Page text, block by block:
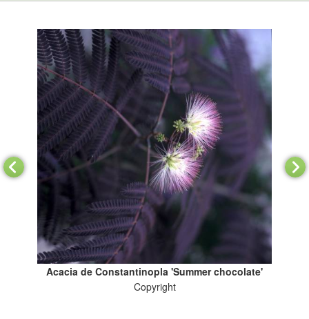
Acacia de Constantinopla 'Summer chocolate'
Copyright